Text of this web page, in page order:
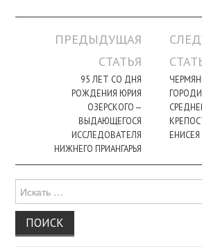
Навигация
ПРЕДЫДУЩАЯ
СТАТЬЯ
95 ЛЕТ СО ДНЯ
РОЖДЕНИЯ ЮРИЯ
ОЗЕРСКОГО —
ВЫДАЮЩЕГОСЯ
ИССЛЕДОВАТЕЛЯ
НИЖНЕГО ПРИАНГАРЬЯ
ЕНИСЕЯ
для: